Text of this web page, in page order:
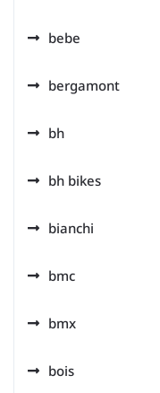
bebe
bergamont
bh
bh bikes
bianchi
bmc
bmx
bois